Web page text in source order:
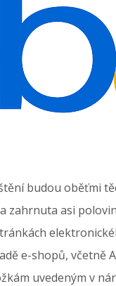
budou oběťmi
asi
e-shopů,
uvedeným v